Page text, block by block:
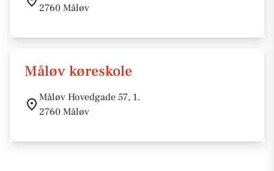
2760 Måløv
Måløv køreskole
Måløv Hovedgade 57, 1.
2760 Måløv